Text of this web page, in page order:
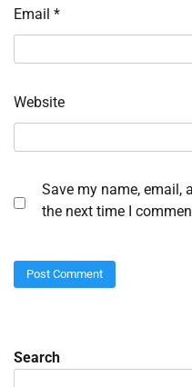
Email *
Website
Save my name, email,
the next time I
Search